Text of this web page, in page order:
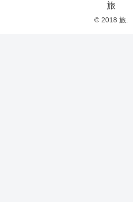
旅
© 2018 旅.